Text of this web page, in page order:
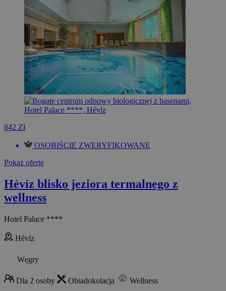
842 Zł
OSOBIŚCIE ZWERYFIKOWANE
Pokaż ofertę
Hévíz blisko jeziora termalnego z
wellness
Hotel Palace ****
Hévíz
Węgry
Dla 2 osoby Obiadokolacja Wellness